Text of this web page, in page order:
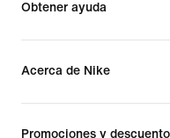
Obtener ayuda
Acerca de Nike
Promociones y